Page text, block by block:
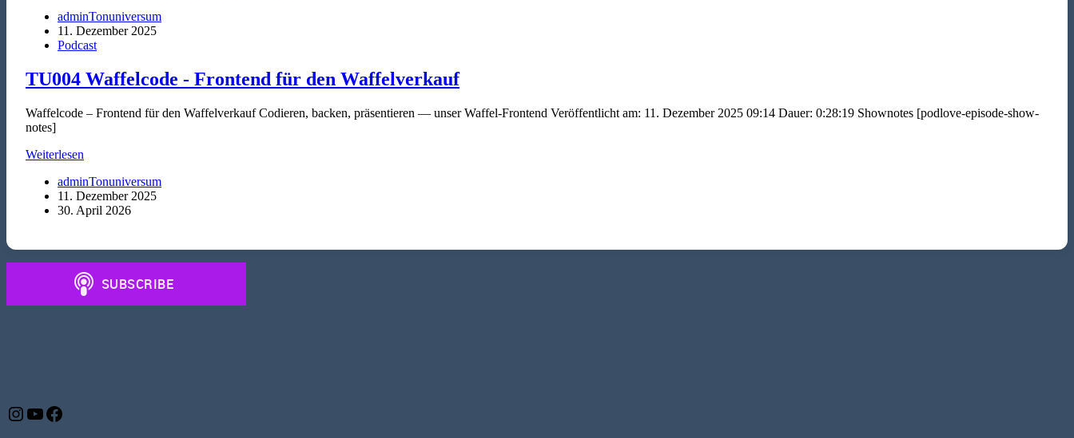
adminTonuniversum
11. Dezember 2025
Podcast
TU004 Waffelcode - Frontend für den Waffelverkauf
Waffelcode – Frontend für den Waffelverkauf Codieren, backen, präsentieren — unser Waffel-Frontend Veröffentlicht am: 11. Dezember 2025 09:14 Dauer: 0:28:19 Shownotes [podlove-episode-show-
notes]
Weiterlesen
-
Frontend
für
adminTonuniversum
11. Dezember 2025
30. April 2026
Instagram
YouTube
Facebook